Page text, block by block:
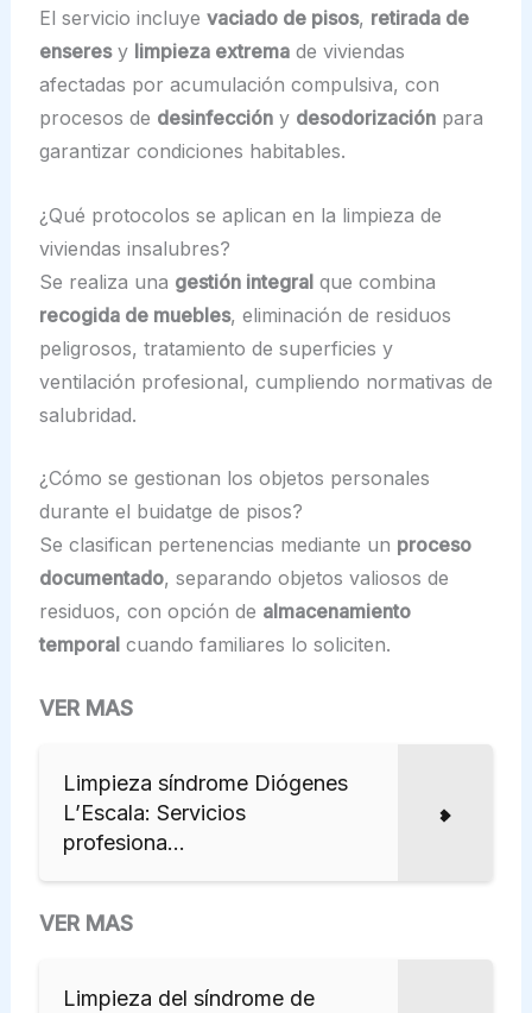
El servicio incluye vaciado de pisos, retirada de
enseresy limpieza extremade viviendas
afectadas por acumulación compulsiva, con
procesos de desinfeccióny desodorizaciónpara
garantizar condiciones habitables.
¿Qué protocolos se aplican en la limpieza de
viviendas insalubres?
Se realiza una gestión integralque combina
recogida de muebles, eliminación de residuos
peligrosos, tratamiento de superficies y
ventilación profesional, cumpliendo normativas de
salubridad.
¿Cómo se gestionan los objetos personales
durante el buidatge de pisos?
Se clasifican pertenencias mediante un proceso
documentado, separando objetos valiosos de
residuos, con opción de almacenamiento
temporal cuando familiares lo soliciten.
VER MAS
Limpieza síndrome Diógenes
L’Escala: Servicios
profesiona...
VER MAS
Limpieza del síndrome de